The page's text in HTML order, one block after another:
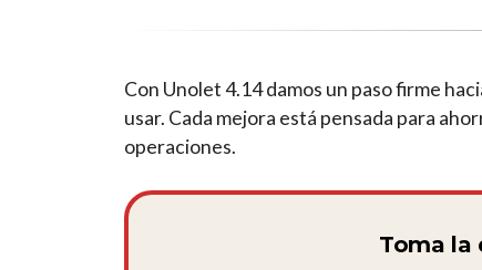
Con Unolet 4.14 damos un paso firme
usar. Cada mejora está pensada para
operaciones.
Toma la